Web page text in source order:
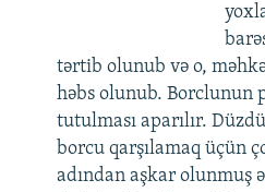
tərtib olunub və o,
həbs olunub. Borclunun
tutulması aparılır.
borcu qarşılamaq üçün
adından aşkar olunmuş